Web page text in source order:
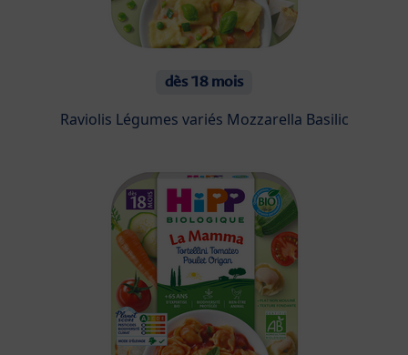
dès 18 mois
Raviolis Légumes variés Mozzarella Basilic